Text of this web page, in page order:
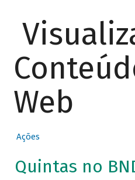
Web
Ações
Quintas no